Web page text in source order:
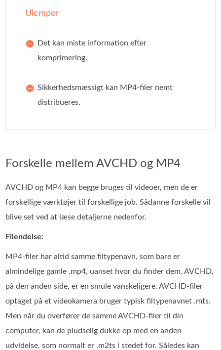
Ulemper
Det kan miste information efter
komprimering.
Sikkerhedsmæssigt kan MP4-filer nemt
distribueres.
Forskelle mellem AVCHD og MP4
AVCHD og MP4 kan begge bruges til videoer, men de er
forskellige værktøjer til forskellige job. Sådanne forskelle vil
blive set ved at læse detaljerne nedenfor.
Filendelse:
MP4-filer har altid samme filtypenavn, som bare er
almindelige gamle .mp4, uanset hvor du finder dem. AVCHD,
på den anden side, er en smule vanskeligere. AVCHD-filer
optaget på et videokamera bruger typisk filtypenavnet .mts.
Men når du overfører de samme AVCHD-filer til din
computer, kan de pludselig dukke op med en anden
udvidelse, som normalt er .m2ts i stedet for. Således kan